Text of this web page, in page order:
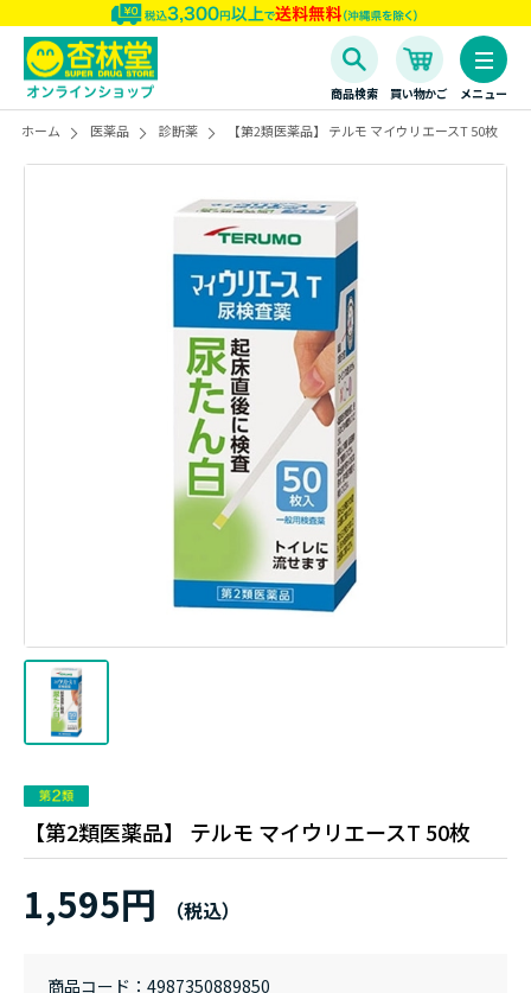
商品検索 買い物かご メニュー
ホーム 医薬品 診断薬 【第2類医薬品】 テルモ マイウリエースT 50枚
【第2類医薬品】 テルモ マイウリエースT 50枚
1,595円
商品コード
4987350889850